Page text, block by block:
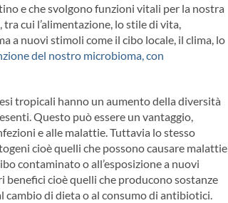
e che svolgono funzioni vitali per la nostra
cui l’alimentazione, lo stile di vita,
a nuovi stimoli come il cibo locale, il clima, lo
del nostro microbioma, con
tropicali hanno un aumento della diversità
Questo può essere un vantaggio,
e alle malattie. Tuttavia lo stesso
cioè quelli che possono causare malattie
contaminato o all’esposizione a nuovi
cioè quelli che producono sostanze
di dieta o al consumo di antibiotici.